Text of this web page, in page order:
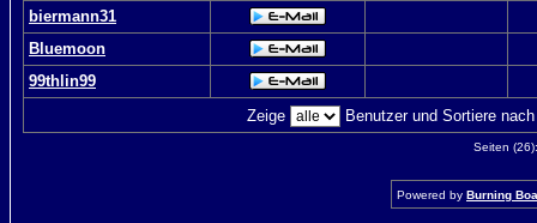
biermann31
Bluemoon
99thlin99
Zeige
Benutzer und Sortiere
Seiten
Powered by Burning